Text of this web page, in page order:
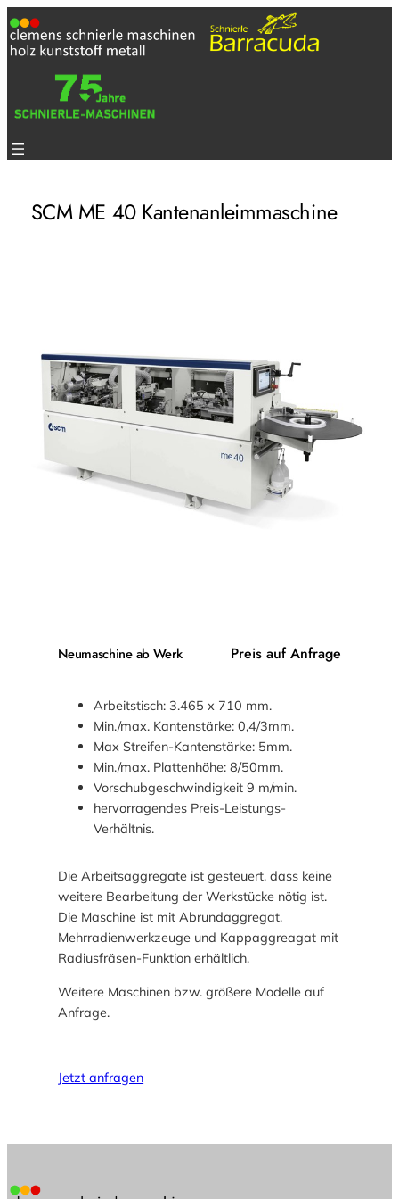
Zum
Inhalt
springen
SCM ME 40 Kantenanleimmaschine
Neumaschine ab Werk Preis auf Anfrage
Arbeitstisch: 3.465 x 710 mm.
Min./max. Kantenstärke: 0,4/3mm.
Max Streifen-Kantenstärke: 5mm.
Min./max. Plattenhöhe: 8/50mm.
Vorschubgeschwindigkeit 9 m/min.
hervorragendes Preis-Leistungs-
Verhältnis.
Die Arbeitsaggregate ist gesteuert, dass keine
weitere Bearbeitung der Werkstücke nötig ist.
Die Maschine ist mit Abrundaggregat,
Mehrradienwerkzeuge und Kappaggreagat mit
Radiusfräsen-Funktion erhältlich.
Weitere Maschinen bzw. größere Modelle auf
Anfrage.
Jetzt anfragen